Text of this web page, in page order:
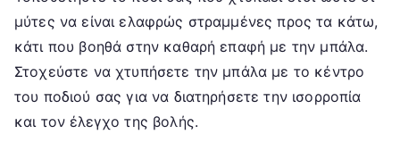
μύτες να είναι ελαφρώς στραμμένες προς τα κάτω,
κάτι που βοηθά στην καθαρή επαφή με την μπάλα.
Στοχεύστε να χτυπήσετε την μπάλα με το κέντρο
του ποδιού σας για να διατηρήσετε την ισορροπία
και τον έλεγχο της βολής.